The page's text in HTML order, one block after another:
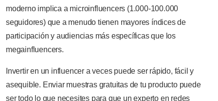
moderno implica a microinfluencers (1.000-100.000
seguidores) que a menudo tienen mayores índices de
participación y audiencias más específicas que los
megainfluencers.
Invertir en un influencer a veces puede ser rápido, fácil y
asequible. Enviar muestras gratuitas de tu producto puede
ser todo lo que necesites para que un experto en redes